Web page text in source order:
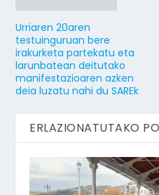
Urriaren 20aren
testuinguruan bere
irakurketa partekatu eta
larunbatean deitutako
manifestazioaren azken
deia luzatu nahi du SAREk
ERLAZIONATUTAKO